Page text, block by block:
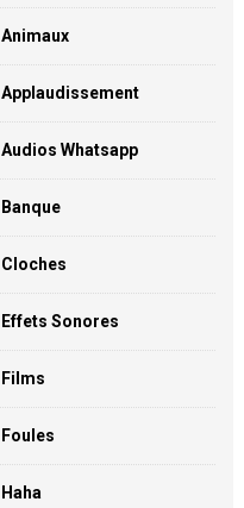
Animaux
Applaudissement
Audios Whatsapp
Banque
Cloches
Effets Sonores
Films
Foules
Haha